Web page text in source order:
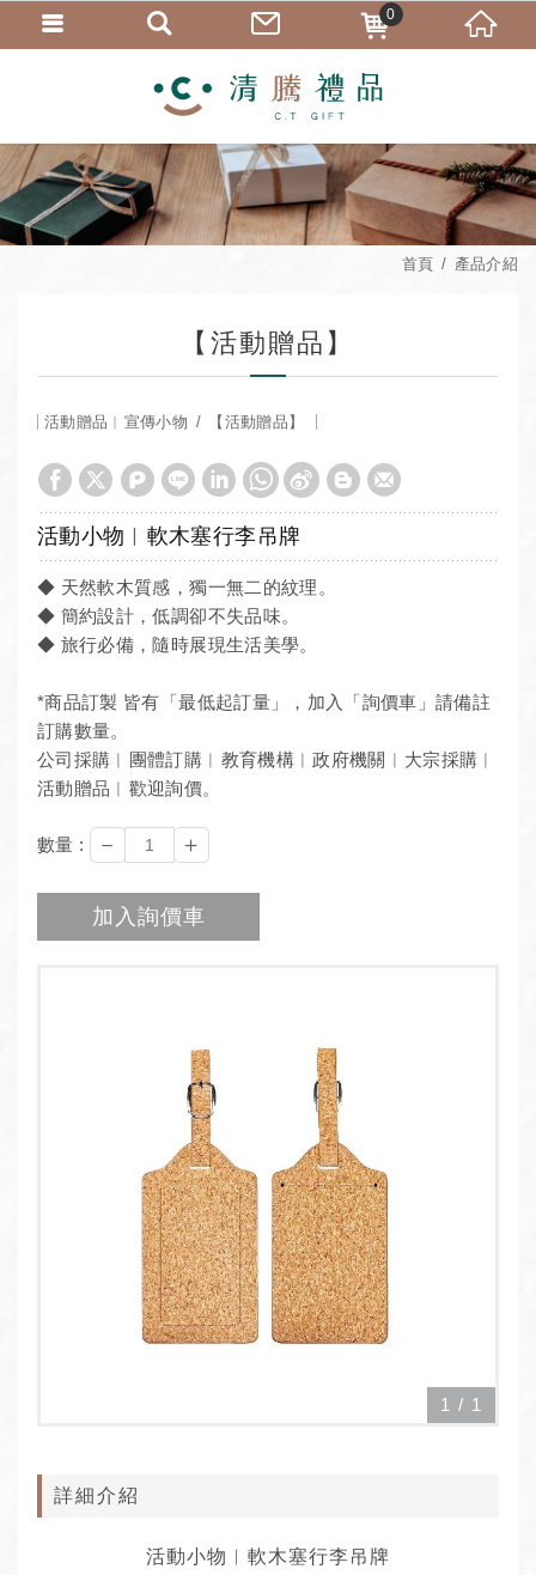
首頁 產品介紹
【活動贈品】
活動贈品︱宣傳小物 【活動贈品】
活動小物︱軟木塞行李吊牌
◆ 天然軟木質感，獨一無二的紋理。
◆ 簡約設計，低調卻不失品味。
◆ 旅行必備，隨時展現生活美學。
*商品訂製 皆有「最低起訂量」，加入「詢價車」請備註
訂購數量。
公司採購︱團體訂購︱教育機構︱政府機關︱大宗採購︱
活動贈品︱歡迎詢價。
數量 : － ＋
加入詢價車
1 / 1
詳細介紹
活動小物︱軟木塞行李吊牌
0